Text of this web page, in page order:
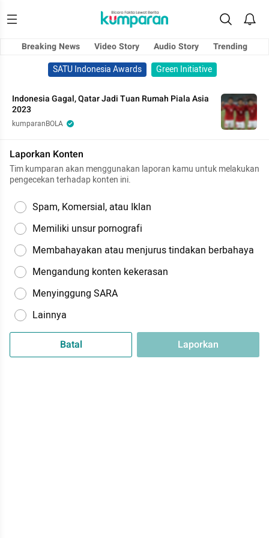
Breaking News Video Story Audio Story
Trending
SATU Indonesia Awards
Green Initiative
Indonesia Gagal, Qatar Jadi Tuan Rumah Piala Asia
2023
kumparanBOLA
Laporkan Konten
Tim kumparan akan menggunakan laporan kamu untuk melakukan
pengecekan terhadap konten ini.
Spam, Komersial, atau Iklan
Memiliki unsur pornografi
Membahayakan atau menjurus tindakan berbahaya
Mengandung konten kekerasan
Menyinggung SARA
Lainnya
Batal Laporkan